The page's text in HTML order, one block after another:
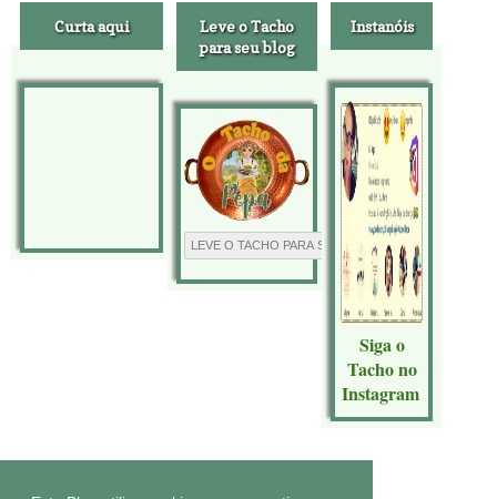
Curta aqui
Leve o Tacho
para seu blog
Instanóis
Siga o
Tacho no
Instagram